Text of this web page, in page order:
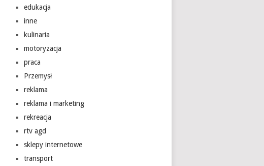
edukacja
inne
kulinaria
motoryzacja
praca
Przemysł
reklama
reklama i marketing
rekreacja
rtv agd
sklepy internetowe
transport